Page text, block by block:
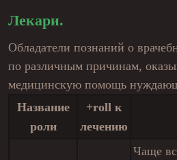
Лекари.
Обладатели познаний о
по различным причинам,
медицинскую помощь
Название
роли
+roll к
лечению
Чаще